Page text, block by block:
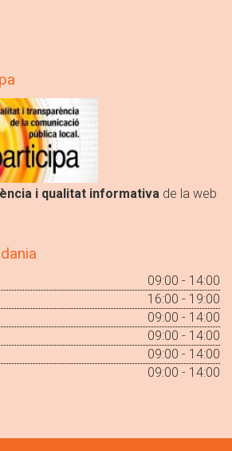
i qualitat informativa de la web
09:00 - 14:00
16:00 - 19:00
09:00 - 14:00
09:00 - 14:00
09:00 - 14:00
09:00 - 14:00